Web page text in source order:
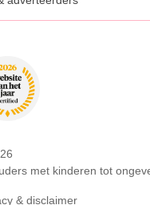
met kinderen tot
& disclaimer